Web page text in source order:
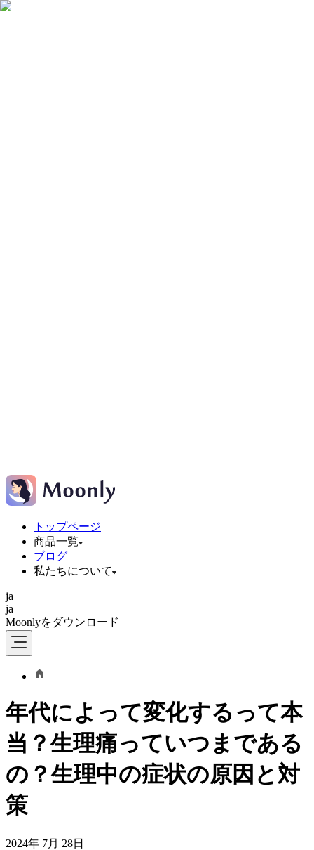
トップページ
商品一覧
ブログ
私たちについて
ja
ja
Moonlyをダウンロード
年代によって変化するって本
当？生理痛っていつまである
の？生理中の症状の原因と対
策
2024年 7月 28日